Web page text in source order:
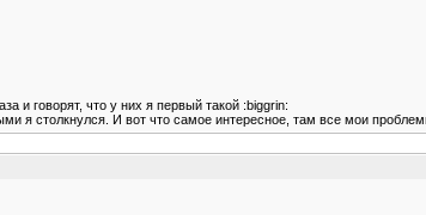
и говорят, что у них я первый такой :biggrin:
я столкнулся. И вот что самое интересное, там все мои